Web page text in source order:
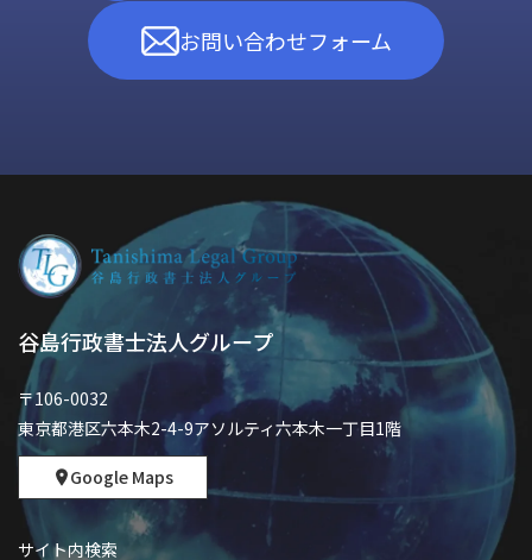
お問い合わせフォーム
谷島行政書士法人グループ
〒106-0032
東京都港区六本木2-4-9アソルティ六本木一丁目1階
Google Maps
サイト内検索